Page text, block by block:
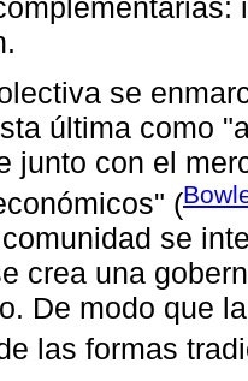
se
última como
junto con el
(
se
crea una
De modo que
las formas